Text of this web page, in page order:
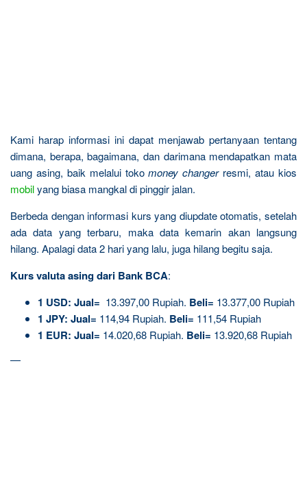
Kami harap informasi ini dapat menjawab pertanyaan tentang
dimana, berapa, bagaimana, dan darimana mendapatkan mata
uang asing, baik melalui tokomoney changerresmi, atau kios
mobilyang biasa mangkal di pinggir jalan.
Berbeda dengan informasi kurs yang diupdate otomatis, setelah
ada data yang terbaru, maka data kemarin akan langsung
hilang. Apalagi data 2 hari yang lalu, juga hilang begitu saja.
Kurs valuta asing dari Bank BCA:
1 USD: Jual= 13.397,00 Rupiah. Beli= 13.377,00 Rupiah
1 JPY: Jual= 114,94 Rupiah. Beli= 111,54 Rupiah
1 EUR: Jual= 14.020,68 Rupiah. Beli= 13.920,68 Rupiah
—